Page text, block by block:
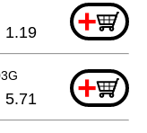
+
1.19
+
5.71